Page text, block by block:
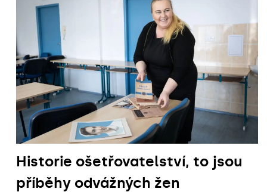
Historie ošetřovatelství, to jsou
příběhy odvážných žen